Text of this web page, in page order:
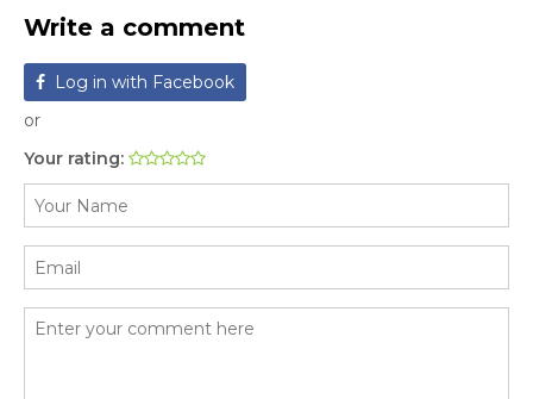
Write a comment
Log in with Facebook
or
Your rating: